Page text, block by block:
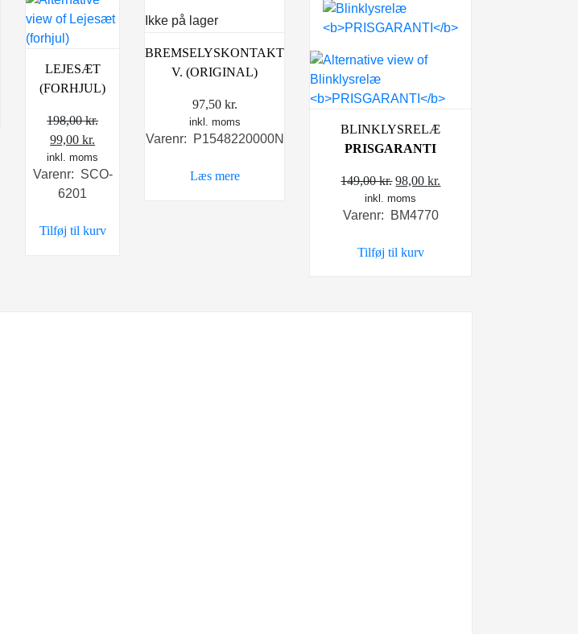
LEJESÆT
(FORHJUL)
198,00kr.
Den
oprindelige
pris
var:
99,00kr.
aktuelle
pris
inkl. moms
Varenr: SCO-
6201
Tilføj til kurv
Ikke på lager
BREMSELYSKONTAKT
V. (ORIGINAL)
97,50 kr.
inkl. moms
Varenr: P1548220000N
Læs mere
BLINKLYSRELÆ
PRISGARANTI
149,00kr. Den
oprindelige
pris
149,00 kr..
98,00kr.
inkl. moms
Varenr: BM4770
Tilføj til kurv